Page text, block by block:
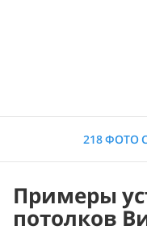
218 ФОТО
Примеры
потолков